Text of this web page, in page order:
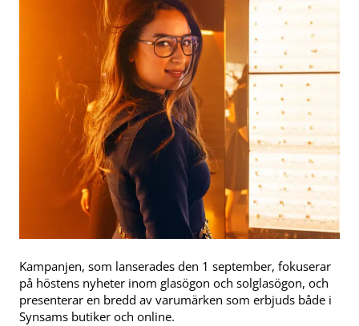
Kampanjen, som lanserades den 1 september, fokuserar
på höstens nyheter inom glasögon och solglasögon, och
presenterar en bredd av varumärken som erbjuds både i
Synsams butiker och online.